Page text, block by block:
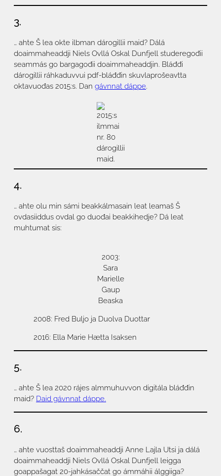
3.
… ahte Š lea okte ilbman dárogillii maid? Dálá
doaimmaheaddji Niels Ovllá Oskal Dunfjell studeregođii
seammás go bargagođii doaimmaheaddjin. Bláđđi
dárogillii ráhkaduvvui pdf-bláđđin skuvlaprošeavtta
oktavuođas 2015:s. Dan gávnnat dáppe.
2015:s
ilmmai
nr. 80
dárogillii
maid.
4.
… ahte olu min sámi beakkálmasain leat leamaš Š
ovdasiiddus ovdal go duođai beakkihedje? Dá leat
muhtumat sis:
2003:
Sara
Marielle
Gaup
Beaska
2008: Fred Buljo ja Duolva Duottar
2016: Ella Marie Hætta Isaksen
5.
… ahte Š lea 2020 rájes almmuhuvvon digitála bláđđin
maid? Daid gávnnat dáppe.
6.
… ahte vuosttaš doaimmaheaddji Anne Lajla Utsi ja dálá
doaimmaheaddji Niels Ovllá Oskal Dunfjell leigga
goappašagat 20-jahkásaččat go ámmáhii álggiiga?